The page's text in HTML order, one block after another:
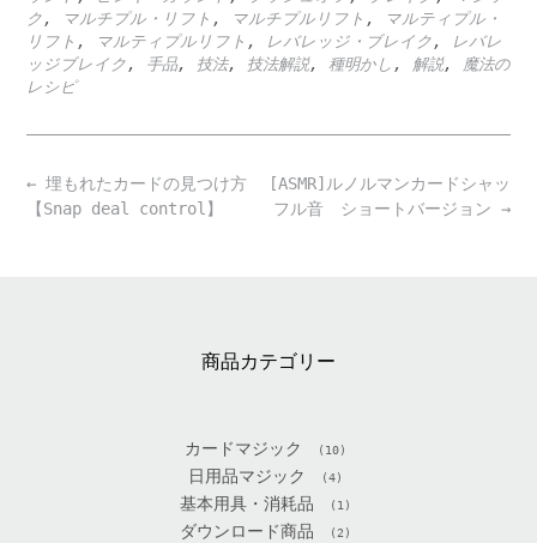
ク , マルチプル・リフト , マルチプルリフト ,
マルティプル・
リフト , マルティプルリフト , レバレッジ・ブレイク ,
レバレ
ッジブレイク , 手品, 技法, 技法解説, 種明かし , 解説, 魔法の
レシピ
Post
navigation
[ASMR]ルノルマンカードシャッ
フル音 ショートバージョン →
← 埋もれたカードの見つけ方
【Snap deal control】
商品カテゴリー
カードマジック (10)
日用品マジック (4)
基本用具・消耗品 (1)
ダウンロード商品 (2)